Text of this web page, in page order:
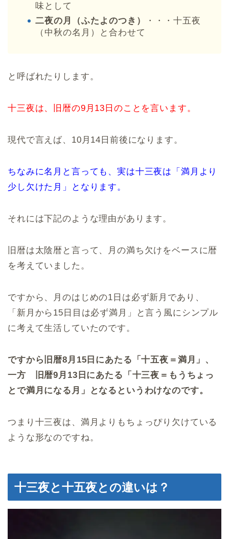
味として
二夜の月（ふたよのつき）
・・・十五夜
（中秋の名月）と合わせて
と呼ばれたりします。
十三夜は、旧暦の9月13日のことを言います。
現代で言えば、10月14日前後になります。
ちなみに名月と言っても、実は十三夜は「満月より
少し欠けた月」となります。
それには下記のような理由があります。
旧暦は太陰暦と言って、月の満ち欠けをベースに暦
を考えていました。
ですから、月のはじめの1日は必ず新月であり、
「新月から15日目は必ず満月」と言う風にシンプル
に考えて生活していたのです。
ですから旧暦8月15日にあたる「十五夜＝満月」、
一方 旧暦9月13日にあたる「十三夜＝もうちょっ
とで満月になる月」となるというわけなのです。
つまり十三夜は、満月よりもちょっぴり欠けている
ような形なのですね。
十三夜と十五夜との違いは？